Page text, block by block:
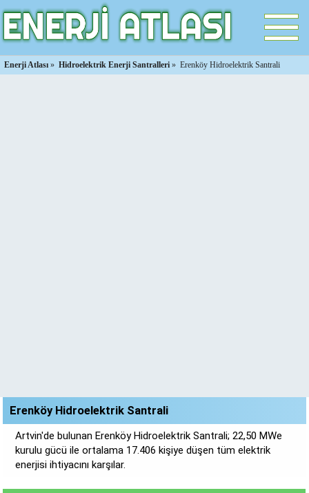
Enerji Atlası » Hidroelektrik Enerji Santralleri » Erenköy Hidroelektrik Santrali
Erenköy Hidroelektrik Santrali
Artvin'de bulunan Erenköy Hidroelektrik Santrali; 22,50 MWe
kurulu gücü ile ortalama 17.406 kişiye düşen tüm elektrik
enerjisi ihtiyacını karşılar.